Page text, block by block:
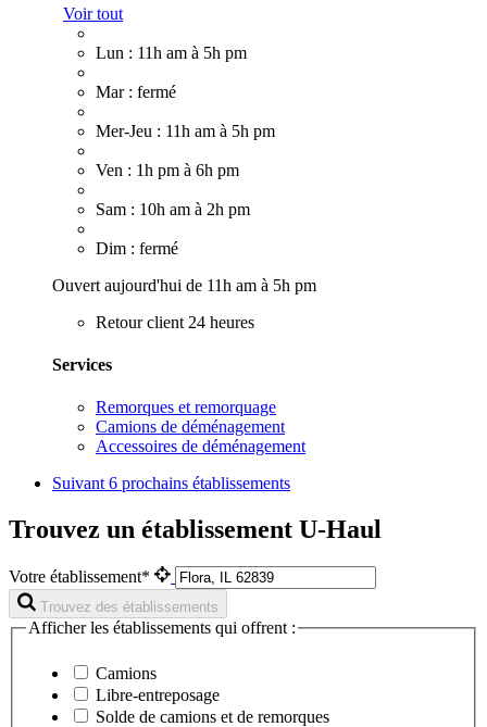
Voir tout
Lun : 11h am à 5h pm
Mar : fermé
Mer-Jeu : 11h am à 5h pm
Ven : 1h pm à 6h pm
Sam : 10h am à 2h pm
Dim : fermé
Ouvert aujourd'hui de 11h am à 5h pm
Retour client 24 heures
Services
Remorques et remorquage
Camions de déménagement
Accessoires de déménagement
Suivant 6 prochains établissements
Trouvez un établissement U-Haul
Votre établissement*
Trouvez des établissements
Afficher les établissements qui offrent :
Camions
Libre-entreposage
Solde de camions et de remorques